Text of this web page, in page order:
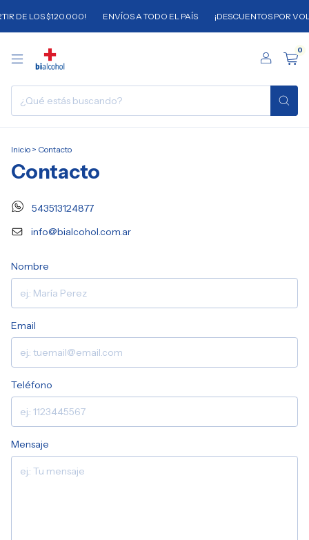
LOS $120.000! ENVÍOS A TODO EL PAÍS ¡DESCUENTOS POR
0
Inicio > Contacto
Contacto
543513124877
info@bialcohol.com.ar
Nombre
Email
Teléfono
Mensaje